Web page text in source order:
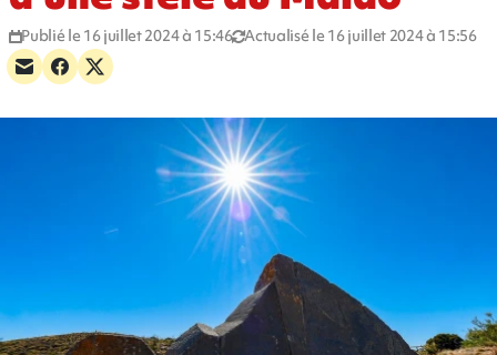
Publié le 16 juillet 2024 à 15:46 Actualisé le 16 juillet 2024 à 15:56